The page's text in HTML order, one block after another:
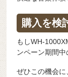
購入を検
もしWH-
ンペーン期間中
ぜひこの機会